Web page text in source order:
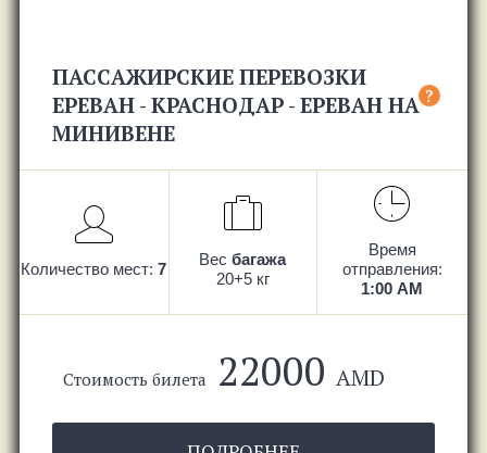
ПАССАЖИРСКИЕ ПЕРЕВОЗКИ
ЕРЕВАН - КРАСНОДАР - ЕРЕВАН НА
МИНИВЕНЕ
?
Количество мест:7
Весбагажа
20+5 кг
Время
отправления:
1:00 AM
Стоимость билета 22000 AMD